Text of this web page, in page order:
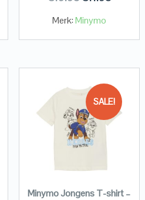
Merk:Minymo
SALE!
Minymo Jongens T-shirt –